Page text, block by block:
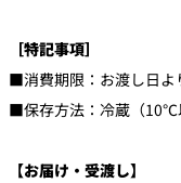
［特記事項］
■消費期限：お渡し日よ
■保存方法：冷蔵（10℃
【お届け・受渡し】